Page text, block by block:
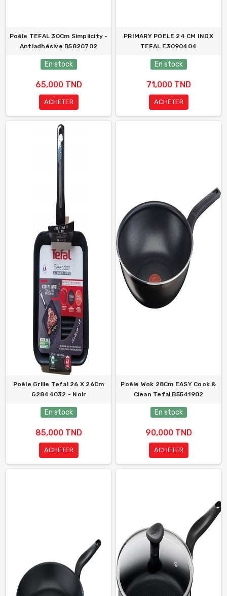
Poêle TEFAL 30Cm Simplicity -
Antiadhésive B5820702
En stock
65,000 TND
ACHETER
PRIMARY POELE 24 CM INOX
TEFAL E3090404
En stock
71,000 TND
ACHETER
Poêle Grille Tefal 26 X 26Cm
G2844032 - Noir
En stock
85,000 TND
ACHETER
Poêle Wok 28Cm EASY Cook &
Clean Tefal B5541902
En stock
90,000 TND
ACHETER